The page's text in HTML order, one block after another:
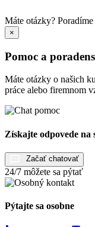
Máte otázky?
×
Pomoc a
Máte otázky o našich
práce alebo firemnom
Získajte odpovede
Začať chatovať
24/7 môžete sa pýtať
Pýtajte sa osobne